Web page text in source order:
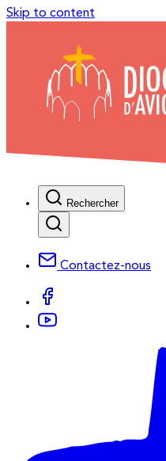
Skip to content
Rechercher
Contactez-nous